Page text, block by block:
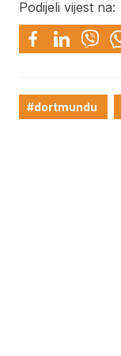
Podijeli vijest na:
#dortmundu